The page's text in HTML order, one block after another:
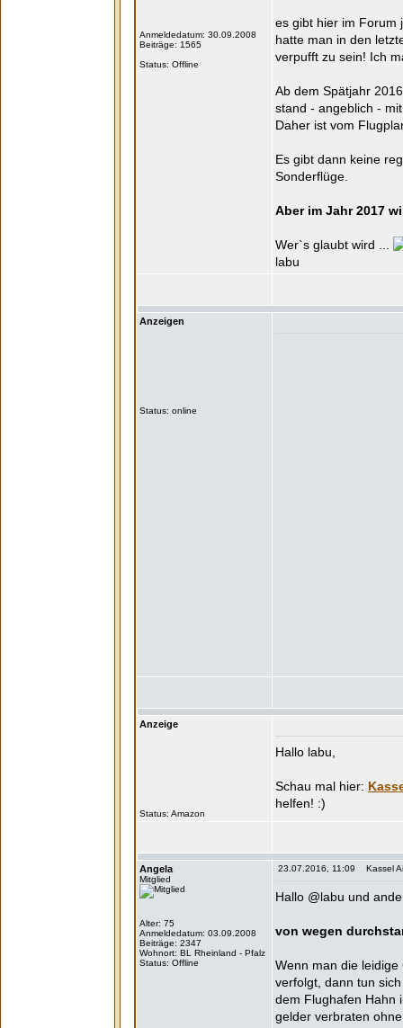
Anmeldedatum: 30.09.2008
Beiträge: 1565
Status: Offline
es gibt hier im Forum
hatte man in den
verpufft zu sein! Ich
Ab dem Spätjahr
stand - angeblich -
Daher ist vom
Es gibt dann keine
Sonderflüge.
Aber im Jahr 2017
Wer`s glaubt wird ...
labu
Anzeigen
Status: online
Anzeige
Status:
Hallo labu,
Angela
Mitglied
Alter: 75
Anmeldedatum: 03.09.2008
Beiträge: 2347
Wohnort: BL Rheinland - Pfalz
Status: Offline
23.07.2016, 11:09 Kassel
Hallo @labu und
von wegen
Wenn man die
verfolgt, dann tun
dem Flughafen Hahn
gelder verbraten